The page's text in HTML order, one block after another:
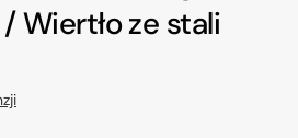
Wiertło ze stali